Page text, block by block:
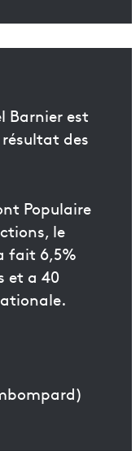
Barnier est
des
Populaire
le
fait 6,5%
et a 40